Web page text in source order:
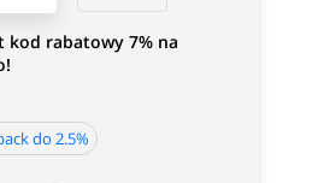
kod rabatowy 7% na
do 2.5%